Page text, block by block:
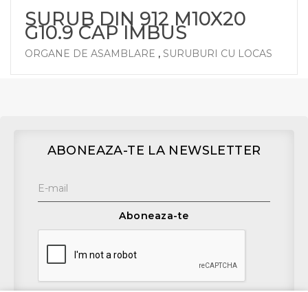
SURUB DIN 912 M10X20
G10.9 CAP IMBUS
ORGANE DE ASAMBLARE , SURUBURI CU LOCAS
ABONEAZA-TE LA NEWSLETTER
Aboneaza-te